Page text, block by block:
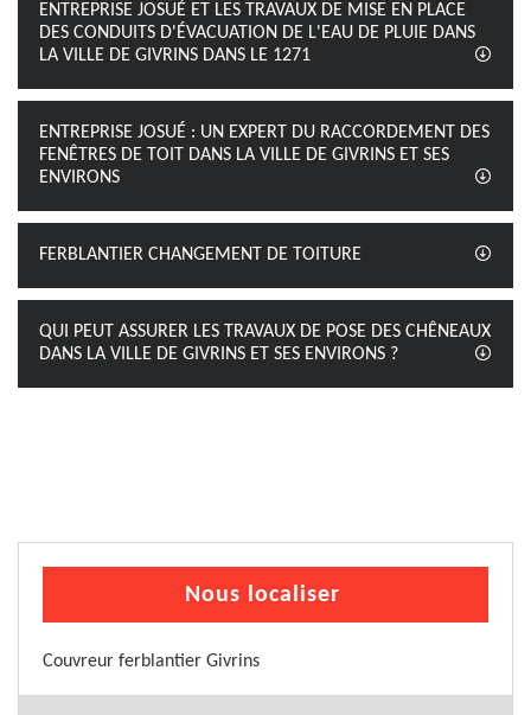
ENTREPRISE JOSUÉ ET LES TRAVAUX DE MISE EN PLACE
DES CONDUITS D'ÉVACUATION DE L'EAU DE PLUIE DANS
LA VILLE DE GIVRINS DANS LE 1271
ENTREPRISE JOSUÉ : UN EXPERT DU RACCORDEMENT DES
FENÊTRES DE TOIT DANS LA VILLE DE GIVRINS ET SES
ENVIRONS
FERBLANTIER CHANGEMENT DE TOITURE
QUI PEUT ASSURER LES TRAVAUX DE POSE DES CHÊNEAUX
DANS LA VILLE DE GIVRINS ET SES ENVIRONS ?
Nous localiser
Couvreur ferblantier Givrins